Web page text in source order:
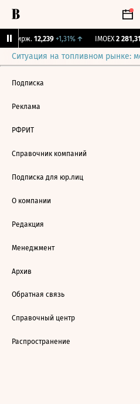
Бирж. 12,239 +1,31%↑ IMOEX 2 281,31
Ситуация на топливном рынке:
Подписка
Реклама
РФРИТ
Справочник компаний
Подписка для юр.лиц
О компании
Редакция
Менеджмент
Архив
Обратная связь
Справочный центр
Распространение